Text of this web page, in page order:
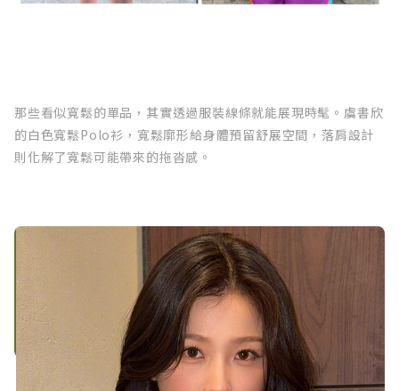
那些看似寬鬆的單品，其實透過服裝線條就能展現時髦。虞書欣
的白色寬鬆Polo衫，寬鬆廓形給身體預留舒展空間，落肩設計
則化解了寬鬆可能帶來的拖沓感。